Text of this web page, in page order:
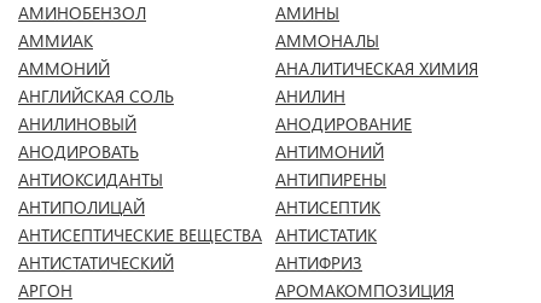
АМИНОБЕНЗОЛ
АМИНЫ
АММИАК
АММОНАЛЫ
АММОНИЙ
АНАЛИТИЧЕСКАЯ ХИМИЯ
АНГЛИЙСКАЯ СОЛЬ
АНИЛИН
АНИЛИНОВЫЙ
АНОДИРОВАНИЕ
АНОДИРОВАТЬ
АНТИМОНИЙ
АНТИОКСИДАНТЫ
АНТИПИРЕНЫ
АНТИПОЛИЦАЙ
АНТИСЕПТИК
АНТИСЕПТИЧЕСКИЕ ВЕЩЕСТВА АНТИСТАТИК
АНТИСТАТИЧЕСКИЙ
АНТИФРИЗ
АРГОН
АРОМАКОМПОЗИЦИЯ